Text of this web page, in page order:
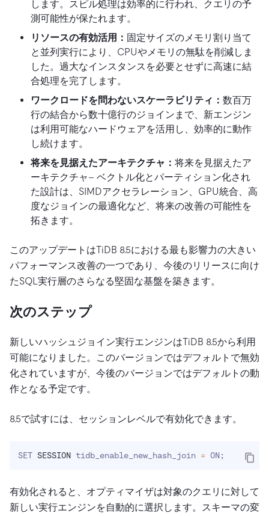
します。スピル処理は効率的に行われ、クエリの予
測可能性が保たれます。
リソースの有効活用： 固定サイズのメモリ割り当て
と並列実行により、CPUやメモリの無駄を削減しま
した。過大なインスタンスを必要とせずに高速に結
合処理を完了します。
ワークロードを問わないスケーラビリティ： 数百万
行の結合から数十億行のジョインまで、新エンジン
は利用可能なハードウェアを活用し、効率的に動作
し続けます。
将来を見据えたアーキテクチャ： 将来を見据えたア
ーキテクチャ– ベクトル化とパーティション化され
た設計は、SIMDアクセラレーション、GPU統合、高
度なジョインの最適化など、将来の改善の可能性を
拓きます。
このアップデートはTiDB 8.5における最も影響力の大きい
パフォーマンス改善の一つであり、今後のリリースに向け
たSQL実行層のさらなる堅固な基盤を築きます。
次のステップ
新しいハッシュジョイン実行エンジンはTiDB 8.5から利用
可能になりました。このバージョンではデフォルトで無効
化されていますが、今後のバージョンではデフォルトの動
作となる予定です。
8.5で試すには、セッションレベルで有効化できます。
SET SESSION tidb_enable_new_hash_join = ON;
有効化されると、オプティマイザは対象のクエリに対して
新しい実行エンジンを自動的に選択します。スキーマの変